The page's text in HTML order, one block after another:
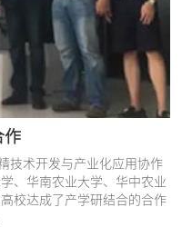
作
技术开发与产业化应用协作
、华南农业大学、华中农业
校达成了产学研结合的合作